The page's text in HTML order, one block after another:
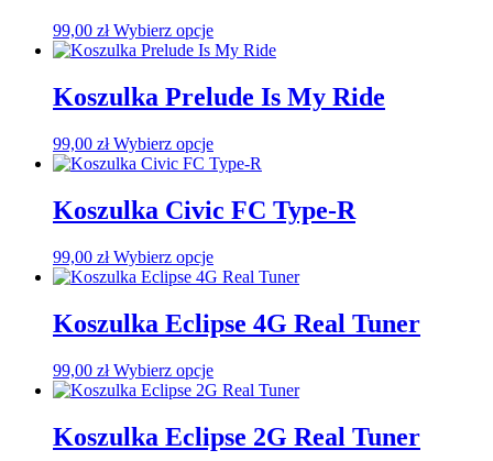
99,00 zł Wybierz opcjeTen
produkt
wiele
wariantów.
można
wybrać
stronie
produktu
Koszulka Prelude Is My Ride
99,00 zł Wybierz opcjeTen
produkt
wiele
wariantów.
można
wybrać
stronie
produktu
Koszulka Civic FC Type-R
99,00 zł Wybierz opcjeTen
produkt
wariantów.
można
wybrać
stronie
produktu
Koszulka Eclipse 4G Real Tuner
99,00 zł Wybierz opcjeTen
produkt
wariantów.
Koszulka Eclipse 2G Real Tuner